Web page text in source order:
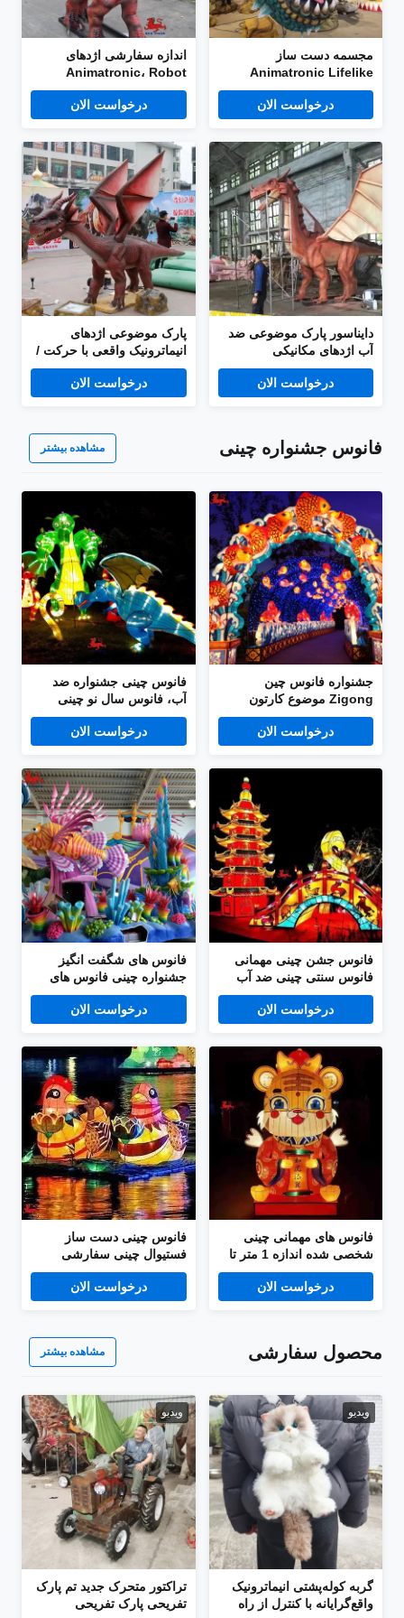
مجسمه دست ساز
Animatronic Lifelike
Dragons شبیه ساز بیننده با
درخواست الان
اندازه سفارشی اژدهای
Animatronic، Robot
Dragons TUV تایید شده
درخواست الان
دایناسور پارک موضوعی ضد
آب اژدهای مکانیکی
Animatronic
درخواست الان
پارک موضوعی اژدهای
انیماترونیک واقعی با حرکت /
سفارشی سازی صدا
درخواست الان
فانوس جشنواره چینی مشاهده بیشتر
جشنواره فانوس چین
Zigong موضوع کارتون
فانوس جشنواره تامین کننده
نمایش فانوس کریسمس
درخواست الان
فانوس چینی جشنواره ضد
آب، فانوس سال نو چینی
درخواست الان
فانوس جشن چینی مهمانی
فانوس سنتی چینی ضد آب
درخواست الان
فانوس های شگفت انگیز
جشنواره چینی فانوس های
رنگارنگ سفارشی در فضای
درخواست الان
فانوس های مهمانی چینی
شخصی شده اندازه 1 متر تا
60 متر موجود است
درخواست الان
فانوس چینی دست ساز
فستیوال چینی سفارشی
سازی شکل فانوس در فضای
باز چینیدرخواست الان
محصول سفارشی مشاهده بیشتر
ویدیو
گربه کوله‌پشتی انیماترونیک
واقع‌گرایانه با کنترل از راه
ویدیو
تراکتور متحرک جدید تم پارک
تفریحی پارک تفریحی